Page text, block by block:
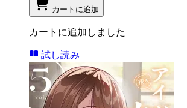
カートに追加
カートに追加しました
試し読み